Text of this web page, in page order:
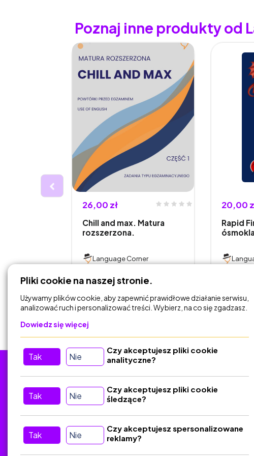
Poznaj inne produkty od
26,00 zł
Chill and max. Matura
rozszerzona.
Language Corner
DODAJ DO
KOSZYKA
20,00
Rapid
Kontakt
Polityka
Pliki cookie na naszej stronie.
Używamy plików cookie, aby zapewnić prawidłowe działanie serwisu,
analizować ruch i personalizować treści. Wybierz, na co się zgadzasz.
Dowiedz się więcej
Tak Nie
Czy akceptujesz pliki cookie
analityczne?
Tak Nie
Czy akceptujesz pliki cookie
śledzące?
Tak Nie
Czy akceptujesz spersonalizowane
reklamy?